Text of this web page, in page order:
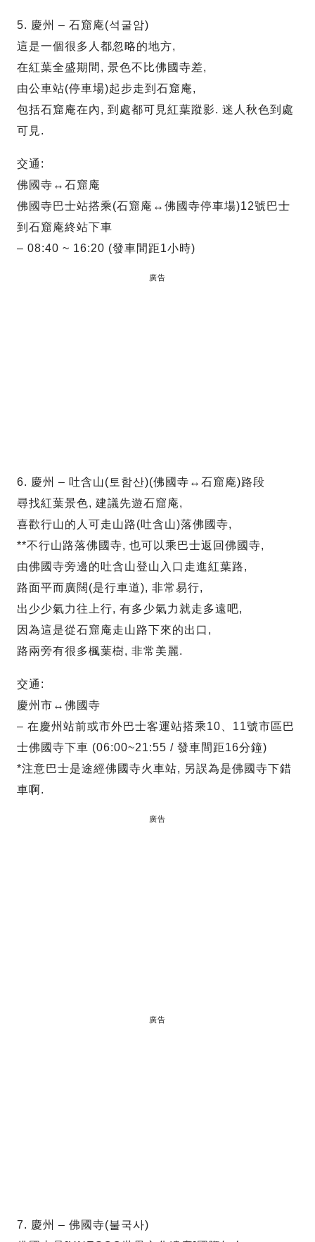
5. 慶州 – 石窟庵(석굴암)
這是一個很多人都忽略的地方,
在紅葉全盛期間, 景色不比佛國寺差,
由公車站(停車場)起步走到石窟庵,
包括石窟庵在內, 到處都可見紅葉蹤影. 迷人秋色到處
可見.
交通:
佛國寺↔石窟庵
佛國寺巴士站搭乘(石窟庵↔佛國寺停車場)12號巴士
到石窟庵終站下車
– 08:40 ~ 16:20 (發車間距1小時)
廣告
6. 慶州 – 吐含山(토함산)(佛國寺↔石窟庵)路段
尋找紅葉景色, 建議先遊石窟庵,
喜歡行山的人可走山路(吐含山)落佛國寺,
**不行山路落佛國寺, 也可以乘巴士返回佛國寺,
由佛國寺旁邊的吐含山登山入口走進紅葉路,
路面平而廣闊(是行車道), 非常易行,
出少少氣力往上行, 有多少氣力就走多遠吧,
因為這是從石窟庵走山路下來的出口,
路兩旁有很多楓葉樹, 非常美麗.
交通:
慶州市↔佛國寺
– 在慶州站前或市外巴士客運站搭乘10、11號市區巴
士佛國寺下車 (06:00~21:55 / 發車間距16分鐘)
*注意巴士是途經佛國寺火車站, 另誤為是佛國寺下錯
車啊.
廣告
廣告
7. 慶州 – 佛國寺(불국사)